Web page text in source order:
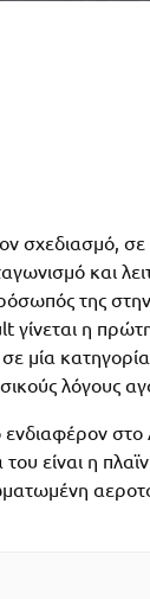
σχεδιασμό, σε
και
της στην
γίνεται η
σε μία
λόγους
είναι η